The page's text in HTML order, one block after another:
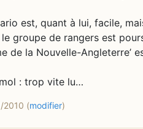
est, quant à lui, facile,
groupe de rangers est
de la Nouvelle-Angleterre’
: trop vite lu…
2010 (modifier)